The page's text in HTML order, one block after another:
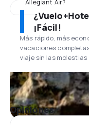
Allegiant Air?
¡Fácil!
Más rápido, más
vacaciones
viaje sin las
Opiniones